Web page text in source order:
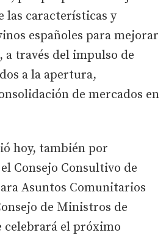
las características y
españoles para mejorar
través del impulso de
a la apertura,
de mercados en
hoy, también por
Consejo Consultivo de
Asuntos Comunitarios
de Ministros de
el próximo